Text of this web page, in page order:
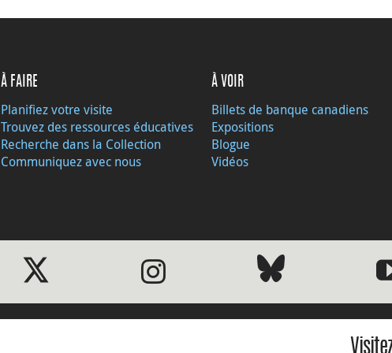
À FAIRE
Planifiez votre visite
Trouvez des ressources éducatives
Recherche dans la Collection
Communiquez avec nous
À VOIR
Billets de banque canadiens
Expositions
Blogue
Vidéos